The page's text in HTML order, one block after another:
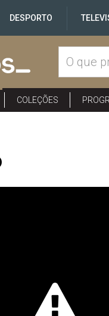
DESPORTO
COLEÇÕES